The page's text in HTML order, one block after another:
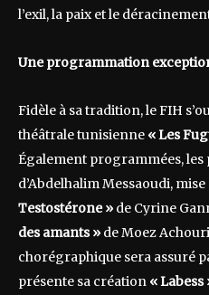
l’exil, la paix et le
Une programmation
Fidèle à sa tradition, le FIH
théâtrale tunisienne « Les
Également programmées, les
d’Abdelhalim Messaoudi,
Testostérone » de Cyrine
des amants » de Moez
chorégraphique sera assuré
présente sa création « Labess